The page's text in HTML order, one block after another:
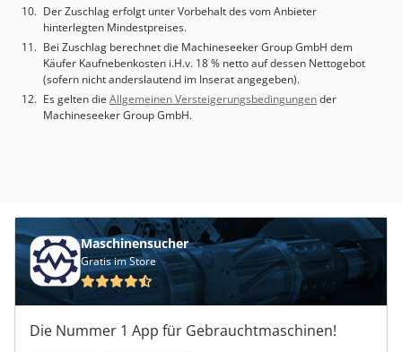
Der Zuschlag erfolgt unter Vorbehalt des vom Anbieter
hinterlegten Mindestpreises.
Bei Zuschlag berechnet die Machineseeker Group GmbH dem
Käufer Kaufnebenkosten i.H.v. 18 % netto auf dessen Nettogebot
(sofern nicht anderslautend im Inserat angegeben).
Es gelten die Allgemeinen Versteigerungsbedingungender
Machineseeker Group GmbH.
Maschinensucher
Gratis im Store
Die Nummer 1 App für Gebrauchtmaschinen!